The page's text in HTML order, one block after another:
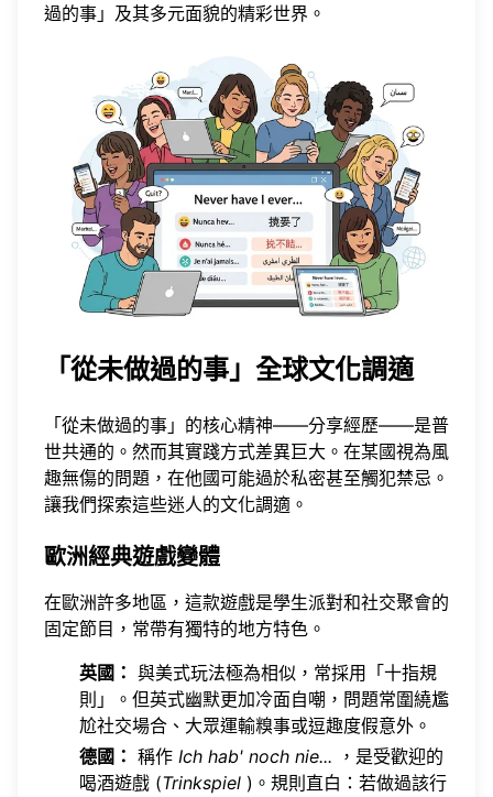
過的事」及其多元面貌的精彩世界。
「從未做過的事」全球文化調適
「從未做過的事」的核心精神——分享經歷——是普
世共通的。然而其實踐方式差異巨大。在某國視為風
趣無傷的問題，在他國可能過於私密甚至觸犯禁忌。
讓我們探索這些迷人的文化調適。
歐洲經典遊戲變體
在歐洲許多地區，這款遊戲是學生派對和社交聚會的
固定節目，常帶有獨特的地方特色。
英國： 與美式玩法極為相似，常採用「十指規
則」。但英式幽默更加冷面自嘲，問題常圍繞尷
尬社交場合、大眾運輸糗事或逗趣度假意外。
德國： 稱作 Ich hab' noch nie... ，是受歡迎的
喝酒遊戲 (Trinkspiel )。規則直白：若做過該行